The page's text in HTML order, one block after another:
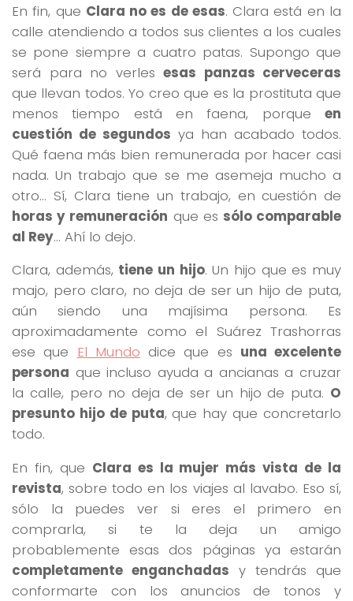
En fin, que Clara no es de esas. Clara está en la
calle atendiendo a todos sus clientes a los cuales
se pone siempre a cuatro patas. Supongo que
será para no verles esas panzas cerveceras
que llevan todos. Yo creo que es la prostituta que
menos tiempo está en faena, porque en
cuestión de segundos ya han acabado todos.
Qué faena más bien remunerada por hacer casi
nada. Un trabajo que se me asemeja mucho a
otro… Sí, Clara tiene un trabajo, en cuestión de
horas y remuneración que es sólo comparable
al Rey… Ahí lo dejo.
Clara, además, tiene un hijo. Un hijo que es muy
majo, pero claro, no deja de ser un hijo de puta,
aún siendo una majísima persona. Es
aproximadamente como el Suárez Trashorras
ese que El Mundo dice que es una excelente
persona que incluso ayuda a ancianas a cruzar
la calle, pero no deja de ser un hijo de puta. O
presunto hijo de puta, que hay que concretarlo
todo.
En fin, que Clara es la mujer más vista de la
revista, sobre todo en los viajes al lavabo. Eso sí,
sólo la puedes ver si eres el primero en
comprarla, si te la deja un amigo
probablemente esas dos páginas ya estarán
completamente enganchadas y tendrás que
conformarte con los anuncios de tonos y